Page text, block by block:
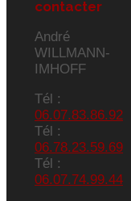
contacter
André
WILLMANN-
IMHOFF
Tél :
06.07.83.86.92
Tél :
06.78.23.59.69
Tél :
06.07.74.99.44